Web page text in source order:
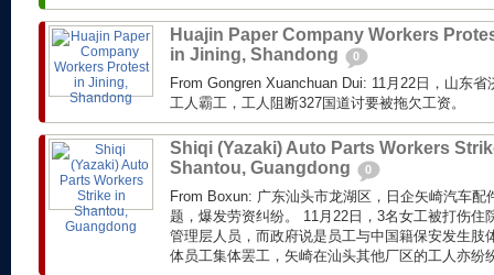
Huajin Paper Company Workers
in Jining, Shandong
0
From Gongren Xuanchuan Dui: 11月22日，山东
工人霸工，工人阻断327国道讨要被拖欠工资。
Shiqi (Yazaki) Auto Parts Workers
Shantou, Guangdong
0
From Boxun: 广东汕头市龙湖区，日企矢崎汽车配
题，爆发劳资纠纷。 11月22日，3名女工被打伤住
管理层人员，而政府说是员工与中国籍保安发生肢
体员工集体罢工，矢崎在汕头其他厂区的工人亦纷